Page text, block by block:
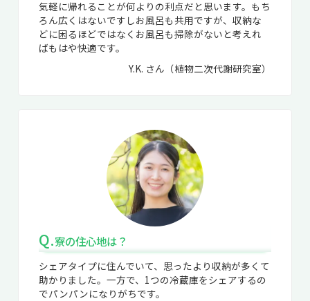
気軽に帰れることが何よりの利点だと思います。もち
ろん広くはないですしお風呂も共用ですが、収納な
どに困るほどではなくお風呂も掃除がないと考えれ
ばもはや快適です。
Y.K. さん（植物二次代謝研究室）
Q.寮の住心地は？
シェアタイプに住んでいて、思ったより収納が多くて
助かりました。一方で、1つの冷蔵庫をシェアするの
でパンパンになりがちです。